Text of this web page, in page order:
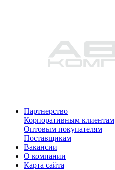
Партнерство
Корпоративным клиентам
Оптовым покупателям
Поставщикам
Вакансии
О компании
Карта сайта